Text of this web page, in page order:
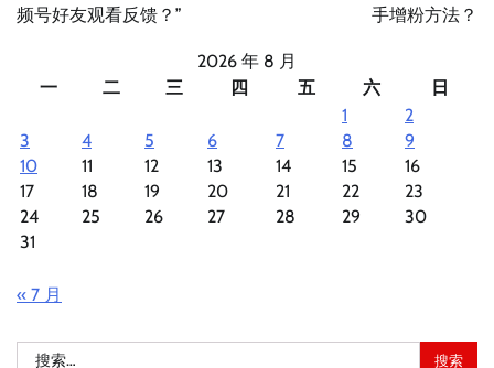
导
频号好友观看反馈？”
手增粉方法？
2026 年 8 月
一
二 三 四 五 六
日
1
2
3
4 5 6 7 8
9
10
11 12 13 14 15
16
17
18 19 20 21 22
23
24
25 26 27 28 29
30
31
« 7 月